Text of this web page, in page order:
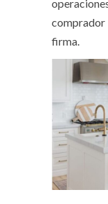
comprador
firma.